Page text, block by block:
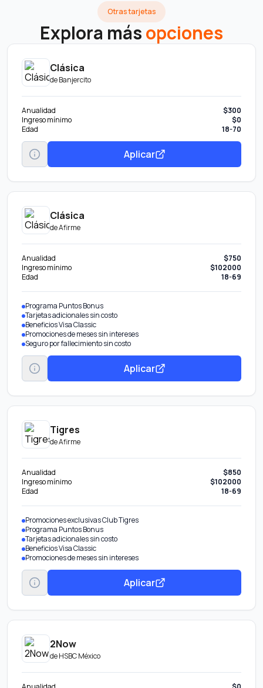
Otras tarjetas
Explora másopciones
Clásica
deBanjercito
Anualidad
$300
Ingreso mínimo
$0
Edad
18-70
Aplicar
Clásica
deAfirme
Anualidad
$750
Ingreso mínimo
$102000
Edad
18-69
Programa Puntos Bonus
Tarjetas adicionales sin costo
Beneficios Visa Classic
Promociones de meses sin intereses
Seguro por fallecimiento sin costo
Aplicar
Tigres
deAfirme
Anualidad
$850
Ingreso mínimo
$102000
Edad
18-69
Promociones exclusivas Club Tigres
Programa Puntos Bonus
Tarjetas adicionales sin costo
Beneficios Visa Classic
Promociones de meses sin intereses
Aplicar
2Now
deHSBC México